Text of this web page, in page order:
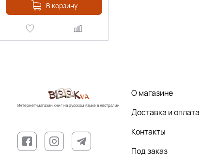
В корзину
Интернет-магазин книг на русском языке в Австралии
О магазине
Доставка и оплата
Контакты
Под заказ